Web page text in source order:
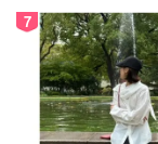
7